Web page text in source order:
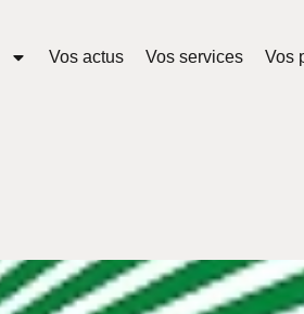
Vos actus Vos services Vos